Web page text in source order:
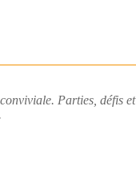
Parties, défis et